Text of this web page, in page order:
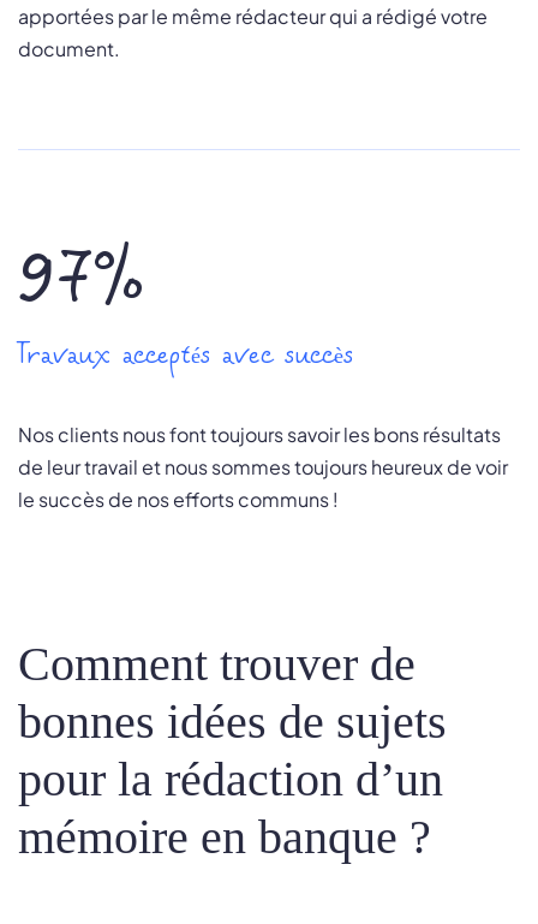
apportées par le même rédacteur qui a rédigé votre
document.
97%
Travaux acceptés avec succès
Nos clients nous font toujours savoir les bons résultats
de leur travail et nous sommes toujours heureux de voir
le succès de nos efforts communs !
Comment trouver de
bonnes idées de sujets
pour la rédaction d’un
mémoire en banque ?